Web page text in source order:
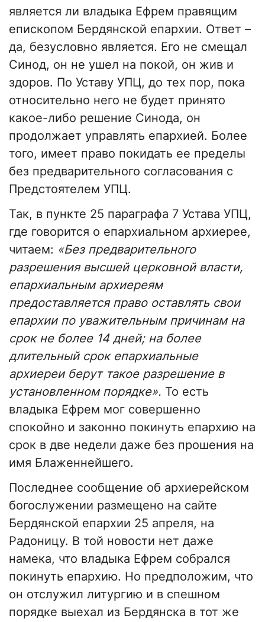
является ли владыка Ефрем правящим
епископом Бердянской епархии. Ответ –
да, безусловно является. Его не смещал
Синод, он не ушел на покой, он жив и
здоров. По Уставу УПЦ, до тех пор, пока
относительно него не будет принято
какое-либо решение Синода, он
продолжает управлять епархией. Более
того, имеет право покидать ее пределы
без предварительного согласования с
Предстоятелем УПЦ.
Так, в пункте 25 параграфа 7 Устава УПЦ,
где говорится о епархиальном архиерее,
читаем: «Без предварительного
разрешения высшей церковной власти,
епархиальным архиереям
предоставляется право оставлять свои
епархии по уважительным причинам на
срок не более 14 дней; на более
длительный срок епархиальные
архиереи берут такое разрешение в
установленном порядке». То есть
владыка Ефрем мог совершенно
спокойно и законно покинуть епархию на
срок в две недели даже без прошения на
имя Блаженнейшего.
Последнее сообщение об архиерейском
богослужении размещено на сайте
Бердянской епархии 25 апреля, на
Радоницу. В той новости нет даже
намека, что владыка Ефрем собрался
покинуть епархию. Но предположим, что
он отслужил литургию и в спешном
порядке выехал из Бердянска в тот же